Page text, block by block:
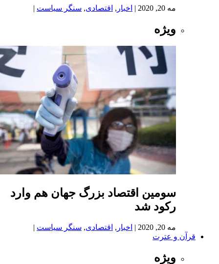
|اخبار ,اقتصادی,سنگر سیاست|
سومین اقتصاد بزرگ جهان هم وارد
رکود شد
|اخبار ,اقتصادی,سنگر سیاست|
و عترت